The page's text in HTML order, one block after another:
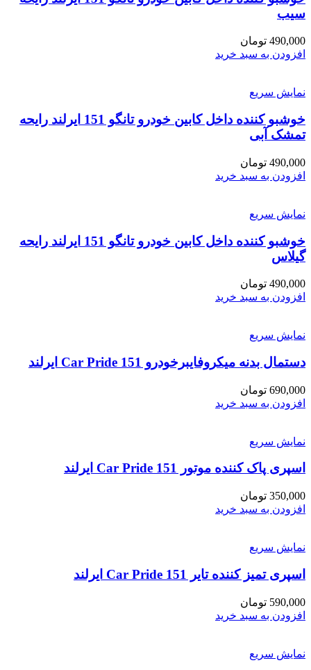
سیب
490,000 تومان
افزودن به سبد خرید
نمایش سریع
خوشبو کننده داخل کابین خودرو تانگو 151 ایرلند رایحه
تمشک آبی
490,000 تومان
افزودن به سبد خرید
نمایش سریع
خوشبو کننده داخل کابین خودرو تانگو 151 ایرلند رایحه
گیلاس
490,000 تومان
افزودن به سبد خرید
نمایش سریع
دستمال بدنه میکروفایبرخودرو Car Pride 151 ایرلند
690,000 تومان
افزودن به سبد خرید
نمایش سریع
اسپری پاک کننده موتور Car Pride 151 ایرلند
350,000 تومان
افزودن به سبد خرید
نمایش سریع
اسپری تمیز کننده تایر 151 Car Pride ایرلند
590,000 تومان
افزودن به سبد خرید
نمایش سریع